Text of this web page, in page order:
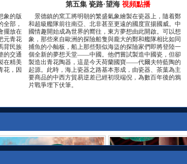
象的版
全部，
擺放在
元青花
背民族
的交通
在精美
花，因
第五集 瓷路·望海視頻點播
景德鎮的窯工將明朝的繁盛氣象繪製在瓷器上，隨着鄭
和超級艦隊前往南亞、北非甚至更遠的國度宣揚國威。中
國情趣開始成為世界的嚮往，東方夢想由此開啟。可以想
象，那些來自歐洲的探險船隻與龐大的鄭和艦隊相比如同
捕魚的小舢板，船上那些類似海盜的探險家們即將登陸一
個全新的夢想天堂——中國。他們嘗試製造中國瓷，但卻
製造出青花陶器，這是今天荷蘭國寶——代爾夫特藍陶的
起源。此時，海上瓷器之路基本形成，由瓷器、茶葉為主
要商品的中西方貿易逆差已經初現端倪，為數百年後的鴉
片戰爭埋下伏筆。